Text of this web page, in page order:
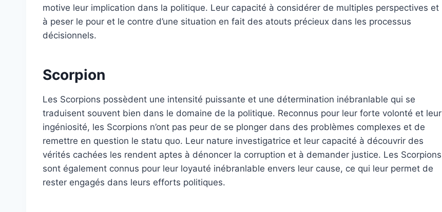
motive leur implication dans la politique. Leur capacité à considérer de multiples perspectives et
à peser le pour et le contre d’une situation en fait des atouts précieux dans les processus
décisionnels.
Scorpion
Les Scorpions possèdent une intensité puissante et une détermination inébranlable qui se
traduisent souvent bien dans le domaine de la politique. Reconnus pour leur forte volonté et leur
ingéniosité, les Scorpions n’ont pas peur de se plonger dans des problèmes complexes et de
remettre en question le statu quo. Leur nature investigatrice et leur capacité à découvrir des
vérités cachées les rendent aptes à dénoncer la corruption et à demander justice. Les Scorpions
sont également connus pour leur loyauté inébranlable envers leur cause, ce qui leur permet de
rester engagés dans leurs efforts politiques.